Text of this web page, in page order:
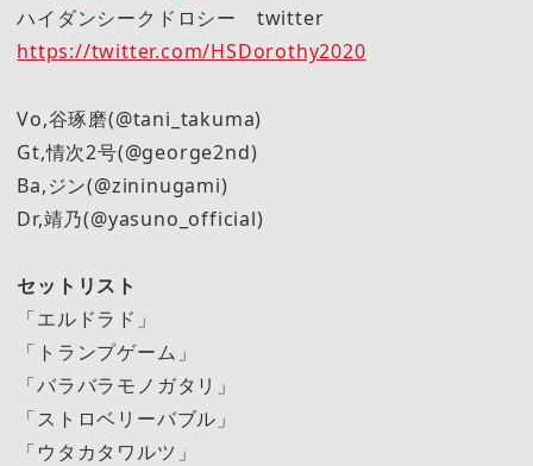
ハイダンシークドロシー twitter
https://twitter.com/HSDorothy2020
Vo,谷琢磨(@tani_takuma)
Gt,情次2号(@george2nd)
Ba,ジン(@zininugami)
Dr,靖乃(@yasuno_official)
セットリスト
「エルドラド」
「トランプゲーム」
「バラバラモノガタリ」
「ストロベリーバブル」
「ウタカタワルツ」